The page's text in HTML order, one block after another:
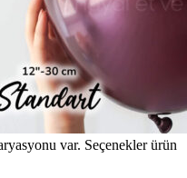
var. Seçenekler ürün